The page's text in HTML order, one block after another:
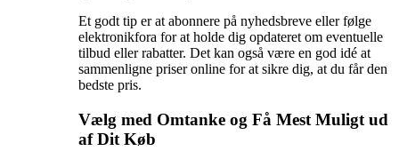
Et godt tip er at abonnere på nyhedsbreve eller følge
elektronikfora for at holde dig opdateret om eventuelle
tilbud eller rabatter. Det kan også være en god idé at
sammenligne priser online for at sikre dig, at du får den
bedste pris.
Vælg med Omtanke og Få Mest Muligt ud
af Dit Køb